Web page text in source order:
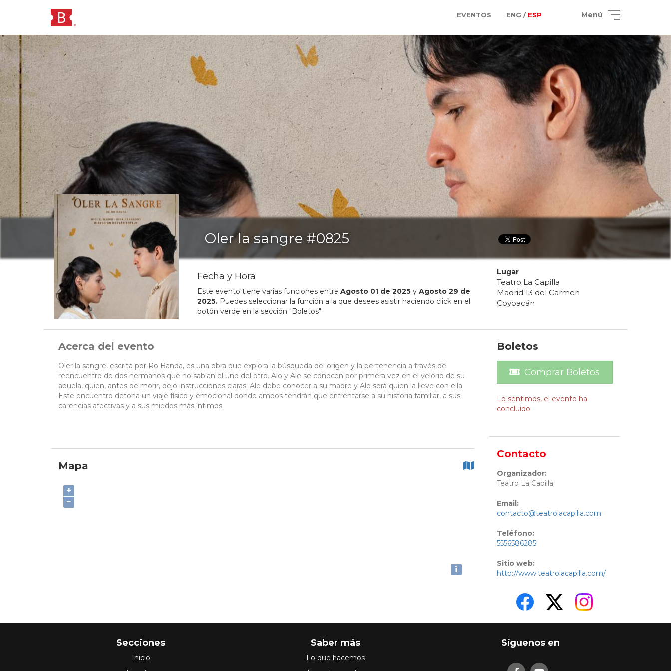
EVENTOS ENG / ESP Menú
Oler la sangre #0825
Fecha y Hora
Este evento tiene varias funciones entre Agosto 01de 2025y Agosto 29 de
2025.Puedes seleccionar la función a la que desees asistir haciendo click en el
botón verde en la sección "Boletos"
Lugar
Teatro La Capilla
Madrid 13 del Carmen
Coyoacán
Acerca del evento
Oler la sangre, escrita por Ro Banda, es una obra que explora la búsqueda del origen y la pertenencia a través del
reencuentro de dos hermanos que no sabían el uno del otro. Alo y Ale se conocen por primera vez en el velorio de su
abuela, quien, antes de morir, dejó instrucciones claras: Ale debe conocer a su madre y Alo será quien la lleve con ella.
Este encuentro detona un viaje físico y emocional donde ambos tendrán que enfrentarse a su historia familiar, a sus
carencias afectivas y a sus miedos más íntimos.
Mapa
+
−
i
Boletos
Comprar Boletos
Lo sentimos, el evento ha
concluido
Contacto
Organizador:
Teatro La Capilla
Email:
contacto@teatrolacapilla.com
Teléfono:
5556586285
Sitio web:
http://www.teatrolacapilla.com/
Secciones
Inicio
Saber más
Lo que hacemos
Síguenos en